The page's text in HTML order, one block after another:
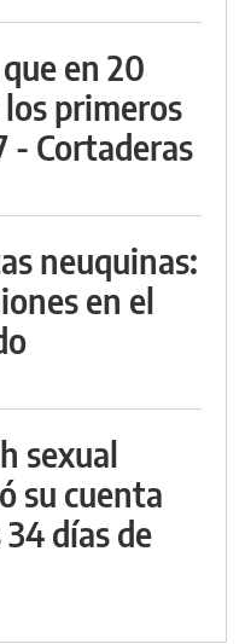
en 20
primeros
- Cortaderas
neuquinas:
en el
sexual
su cuenta
días de